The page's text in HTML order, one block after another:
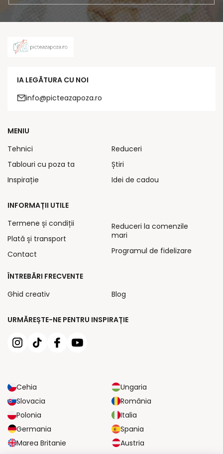
IA LEGĂTURA CU NOI
info@picteazapoza.ro
URMĂREȘTE-NE PENTRU INSPIRAȚIE
Cehia
Ungaria
Slovacia
România
Polonia
Italia
Germania
Spania
Marea Britanie
Austria
MENIU
Tehnici
Tablouri cu poza ta
Inspirație
Reduceri
Știri
Idei de cadou
INFORMAȚII UTILE
Termene și condiții
Plată și transport
Contact
Reduceri la comenzile
mari
Programul de fidelizare
ÎNTREBĂRI FRECVENTE
Ghid creativ
Blog